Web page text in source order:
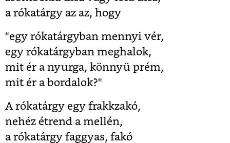
a rókatárgy az az, hogy
"egy rókatárgyban mennyi vér,
egy rókatárgyban meghalok,
mit ér a nyurga, könnyü prém,
mit ér a bordalok?"
A rókatárgy egy frakkzakó,
nehéz étrend a mellén,
a rókatárgy faggyas, fakó